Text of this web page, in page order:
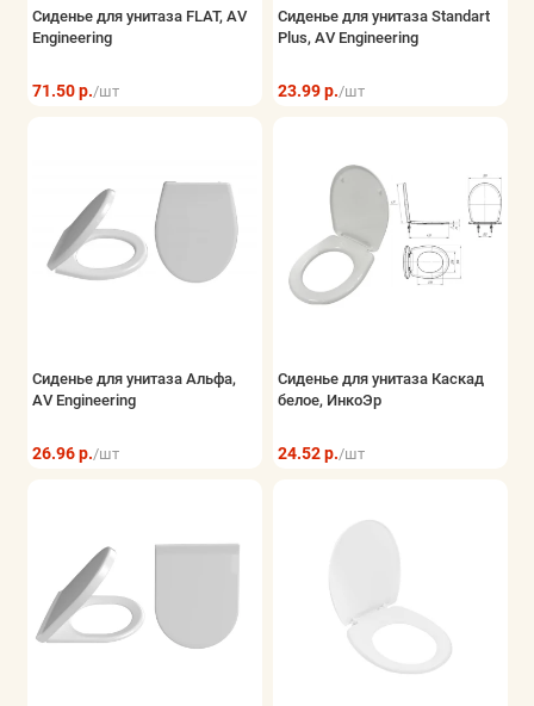
Сиденье для унитаза FLAT, AV
Engineering
71.50 р./шт
Сиденье для унитаза Standart
Plus, AV Engineering
23.99 р./шт
Сиденье для унитаза Альфа,
AV Engineering
26.96 р./шт
Сиденье для унитаза Каскад
белое, ИнкоЭр
24.52 р./шт